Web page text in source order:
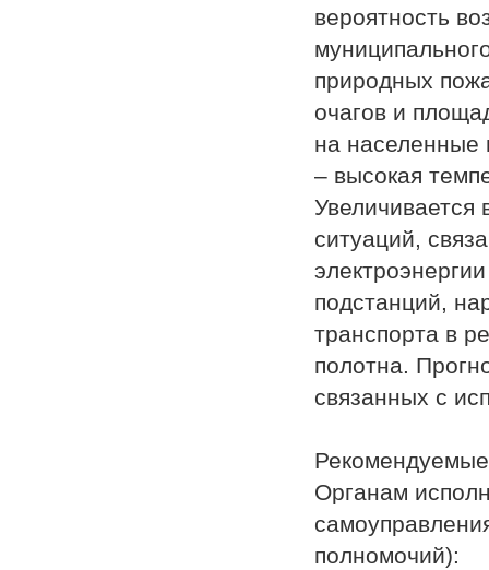
вероятность
природных
очагов и
на населенные
– высокая
Увеличивается
ситуаций,
подстанций,
транспорта в
полотна.
связанных с
Органам
полномочий):